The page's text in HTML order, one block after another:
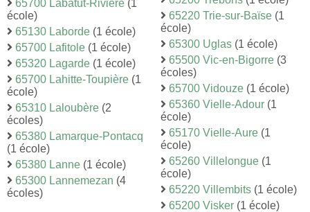
65700 Labatut-Rivière (1
école)
65130 Laborde (1 école)
65700 Lafitole (1 école)
65320 Lagarde (1 école)
65700 Lahitte-Toupière (1
école)
65310 Laloubère (2
écoles)
65380 Lamarque-Pontacq
(1 école)
65380 Lanne (1 école)
65300 Lannemezan (4
écoles)
65220 Trie-sur-Baïse (1
école)
65300 Uglas (1 école)
65500 Vic-en-Bigorre (3
écoles)
65700 Vidouze (1 école)
65360 Vielle-Adour (1
école)
65170 Vielle-Aure (1
école)
65260 Villelongue (1
école)
65220 Villembits (1 école)
65200 Visker (1 école)